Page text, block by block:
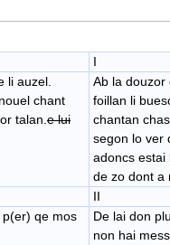
I
li auzel.
chant
talan. e lui
Ab la douzor
foillan li
chantan
segon lo ver
adoncs estai
de zo dont a
II
qe mos
De lai don
non hai